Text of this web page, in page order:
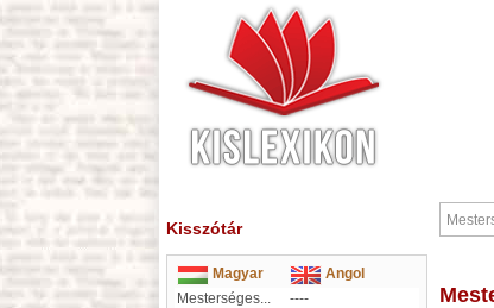
Kisszótár
Magyar
Angol
Mesterséges...
----